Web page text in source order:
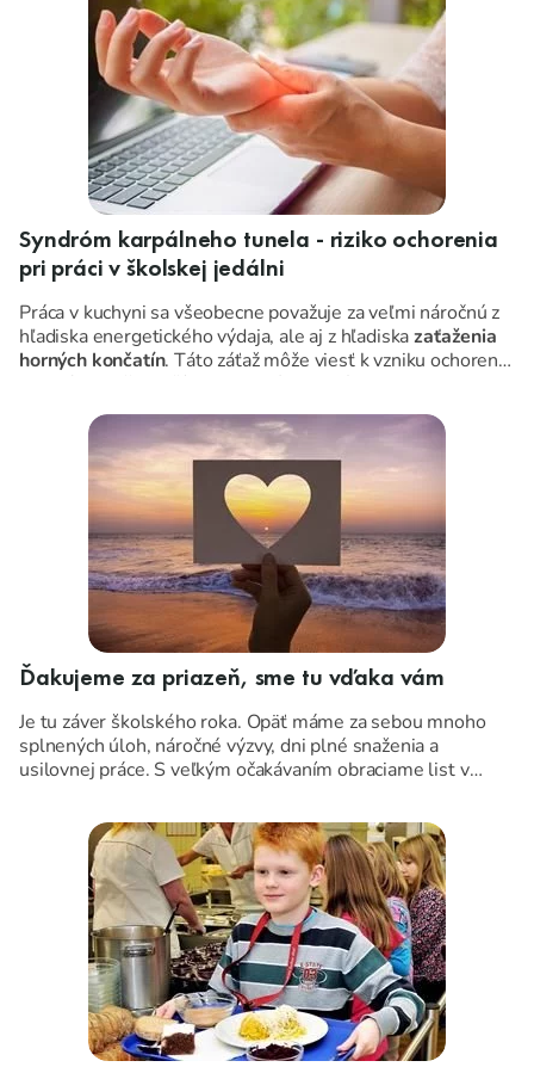
Syndróm karpálneho tunela - riziko ochorenia
pri práci v školskej jedálni
Práca v kuchyni sa všeobecne považuje za veľmi náročnú z
hľadiska energetického výdaja, ale aj z hľadiskazaťaženia
horných končatín. Táto záťaž môže viesť k vzniku ochorení,
z ktorých najčastejším je syndróm karpálneho tunela.
Ďakujeme za priazeň, sme tu vďaka vám
Je tu záver školského roka. Opäť máme za sebou mnoho
splnených úloh, náročné výzvy, dni plné snaženia a
usilovnej práce. S veľkým očakávaním obraciame list v